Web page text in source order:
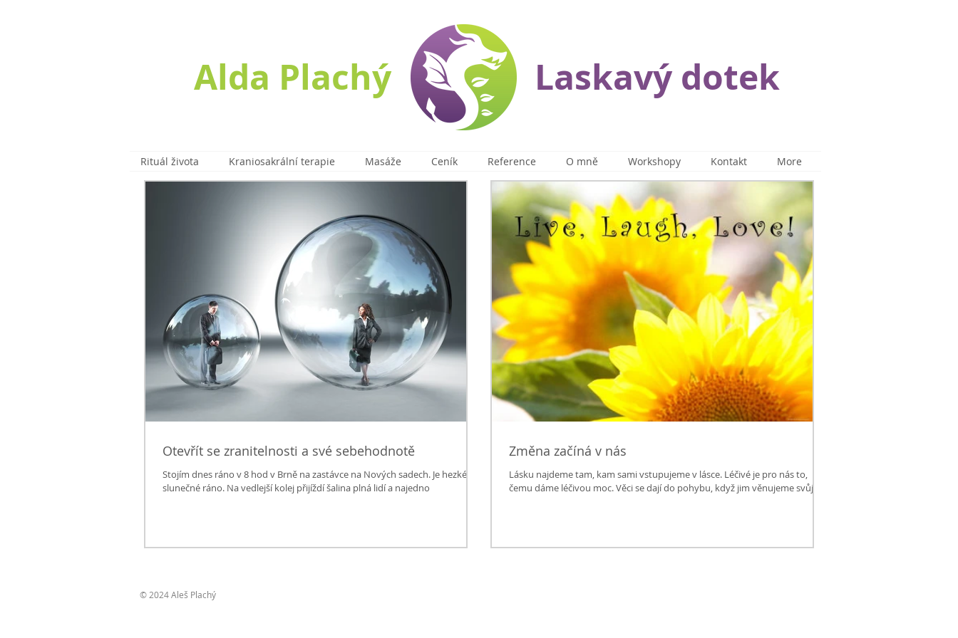
Alda Plachý Laskavý dotek
Rituál života Kraniosakrální terapie Masáže Ceník Reference O mně Workshopy Kontakt More
Otevřít se zranitelnosti a své sebehodnotě
Stojím dnes ráno v 8 hod v Brně na zastávce na Nových sadech. Je hezké
slunečné ráno. Na vedlejší kolej přijíždí šalina plná lidí a najedno
Změna začíná v nás
Lásku najdeme tam, kam sami vstupujeme v lásce. Léčivé je pro nás to,
čemu dáme léčivou moc. Věci se dají do pohybu, když jim věnujeme svůj
© 2024 Aleš Plachý